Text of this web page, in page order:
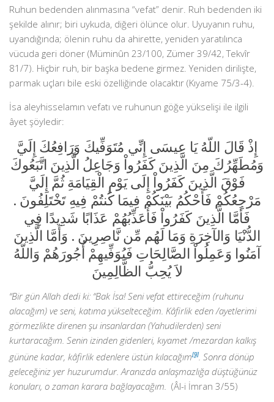
Ruhun bedenden alınmasına “vefat” denir. Ruh bedenden iki
şekilde alınır; biri uykuda, diğeri ölünce olur. Uyuyanın ruhu,
uyandığında; ölenin ruhu da ahirette, yeniden yaratılınca
vücuda geri döner (Müminûn 23/100, Zümer 39/42, Tekvîr
81/7). Hiçbir ruh, bir başka bedene girmez. Yeniden dirilişte,
parmak uçları bile eski özelliğinde olacaktır (Kıyame 75/3-4).
İsa aleyhisselamın vefatı ve ruhunun göğe yükselişi ile ilgili
âyet şöyledir:
إِذْ قَالَ اللّهُ يَا عِيسَى إِنِّي مُتَوَفِّيكَ وَرَافِعُكَ إِلَيَّ
وَمُطَهِّرُكَ مِنَ الَّذِينَ كَفَرُواْ وَجَاعِلُ الَّذِينَ اتَّبَعُوكَ
فَوْقَ الَّذِينَ كَفَرُواْ إِلَى يَوْمِ الْقِيَامَةِ ثُمَّ إِلَيَّ
مَرْجِعُكُمْ فَأَحْكُمُ بَيْنَكُمْ فِيمَا كُنتُمْ فِيهِ تَخْتَلِفُونَ .
فَأَمَّا الَّذِينَ كَفَرُواْ فَأُعَذِّبُهُمْ عَذَابًا شَدِيدًا فِي
الدُّنْيَا وَالآخِرَةِ وَمَا لَهُم مِّن نَّاصِرِينَ . وَأَمَّا الَّذِينَ
آمَنُوا وَعَمِلُواْ الصَّالِحَاتِ فَيُوَفِّيهِمْ أُجُورَهُمْ وَاللّهُ
لاَ يُحِبُّ الظَّالِمِينَ
“Bir gün Allah dedi ki: “Bak İsa! Seni vefat ettireceğim (ruhunu
alacağım) ve seni, katıma yükselteceğim. Kâfirlik eden /ayetlerimi
görmezlikte direnen şu insanlardan (Yahudilerden) seni
kurtaracağım. Senin izinden gidenleri, kıyamet /mezardan kalkış
gününe kadar, kâfirlik edenlere üstün kılacağım[9]. Sonra dönüp
geleceğiniz yer huzurumdur. Aranızda anlaşmazlığa düştüğünüz
konuları, o zaman karara bağlayacağım. (Âl-i İmran 3/55)